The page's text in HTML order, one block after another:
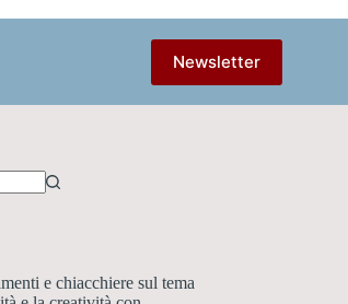
Newsletter
e chiacchiere sul tema